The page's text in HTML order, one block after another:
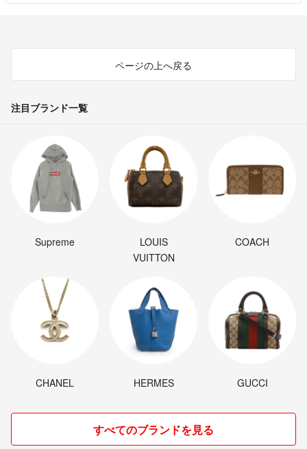
ページの上へ戻る
注目ブランド一覧
Supreme
LOUIS
VUITTON
COACH
CHANEL HERMES GUCCI
すべてのブランドを見る